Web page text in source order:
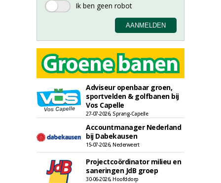
Adviseur openbaar groen,
sportvelden & golfbanen bij
Vos Capelle
27-07-2026, Sprang-Capelle
Accountmanager Nederland
bij Dabekausen
15-07-2026, Nederweert
Projectcoördinator milieu en
saneringen JdB groep
30-06-2026, Hoofddorp